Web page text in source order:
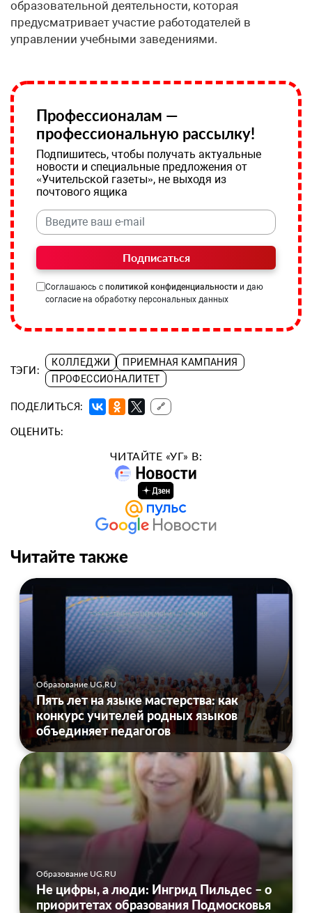
образовательной деятельности, которая
предусматривает участие работодателей в
управлении учебными заведениями.
Профессионалам —
профессиональную рассылку!
Подпишитесь, чтобы получать актуальные
новости и специальные предложения от
«Учительской газеты», не выходя из
почтового ящика
Подписаться
Соглашаюсь с политикой конфиденциальности и даю
согласие на обработку персональных данных
ТЭГИ:
КОЛЛЕДЖИ
ПРИЕМНАЯ КАМПАНИЯ
ПРОФЕССИОНАЛИТЕТ
ПОДЕЛИТЬСЯ: 🔗
ОЦЕНИТЬ:
ЧИТАЙТЕ «УГ» В:
Читайте также
Образование UG.RU
Пять лет на языке мастерства: как
конкурс учителей родных языков
объединяет педагогов
Образование UG.RU
Не цифры, а люди: Ингрид Пильдес – о
приоритетах образования Подмосковья